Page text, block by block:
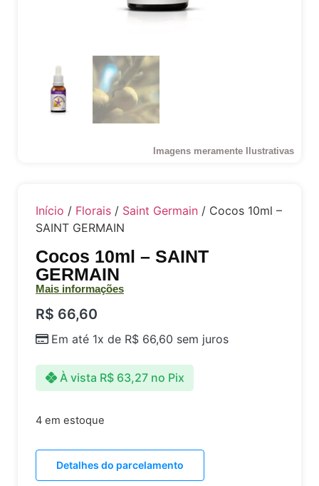
Imagens meramente Ilustrativas
Início / Florais / Saint Germain / Cocos 10ml –
SAINT GERMAIN
Cocos 10ml – SAINT
GERMAIN
Mais informações
R$ 66,60
Em até 1x de R$ 66,60 sem juros
À vista R$63,27 no Pix
4 em estoque
Detalhes do parcelamento